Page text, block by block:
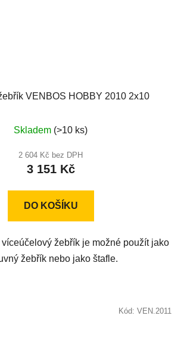
VENBOS HOBBY 2010 2x10
hodnocení
produktu
je
z
Skladem (>10 ks)
2 604 Kč bez DPH
3 151 Kč
DO KOŠÍKU
žebřík je možné použít jako
žebřík nebo jako štafle.
Kód: VEN.2011